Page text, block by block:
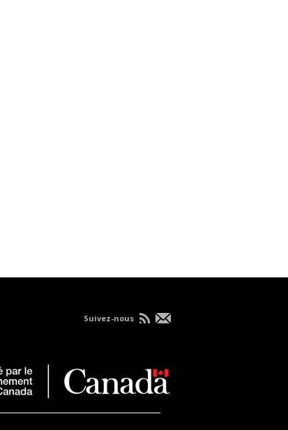
Suivez-nous